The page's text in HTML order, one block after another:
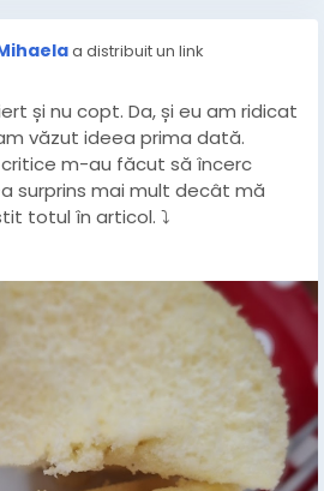
a distribuit un link
și nu copt. Da, și eu am ridicat
văzut ideea prima dată.
m-au făcut să încerc
surprins mai mult decât mă
totul în articol. ⤵️
2026/05/chec-la-